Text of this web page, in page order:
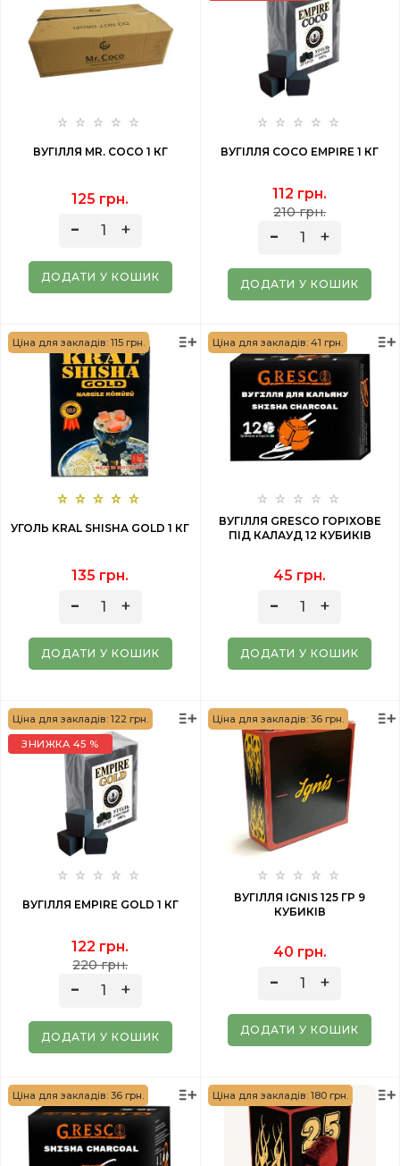
ВУГІЛЛЯ MR. COCO 1 КГ
125 грн.
ДОДАТИ У КОШИК
ВУГІЛЛЯ COCO EMPIRE 1 КГ
210 грн.
112 грн.
ДОДАТИ У КОШИК
Ціна для закладів: 115 грн.
УГОЛЬ KRAL SHISHA GOLD 1 КГ
135 грн.
ДОДАТИ У КОШИК
Ціна для закладів: 41 грн.
ВУГІЛЛЯ GRESCO ГОРІХОВЕ
ПІД КАЛАУД 12 КУБИКІВ
45 грн.
ДОДАТИ У КОШИК
Ціна для закладів: 122 грн.
ЗНИЖКА 45 %
ВУГІЛЛЯ EMPIRE GOLD 1 КГ
220 грн.
122 грн.
ДОДАТИ У КОШИК
Ціна для закладів: 36 грн.
ВУГІЛЛЯ IGNIS 125 ГР 9
КУБИКІВ
40 грн.
ДОДАТИ У КОШИК
Ціна для закладів: 36 грн. Ціна для закладів: 180 грн.